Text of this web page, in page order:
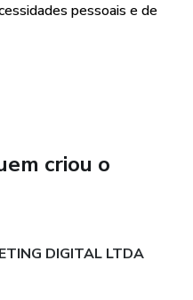
pessoais e de
que você aprenda no
a usar o Canva e
que você crie designs
de marketing e
criou o
DIGITAL LTDA